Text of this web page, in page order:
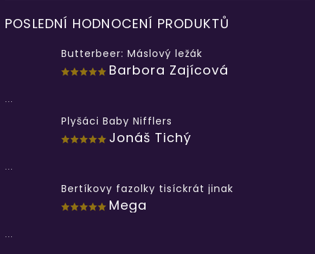
POSLEDNÍ HODNOCENÍ PRODUKTŮ
Butterbeer: Máslový ležák
Barbora Zajícová
...
Plyšáci Baby Nifflers
Jonáš Tichý
...
Bertíkovy fazolky tisíckrát jinak
Mega
...